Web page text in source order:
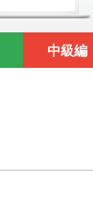
中級編